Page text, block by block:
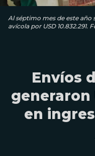
Al séptimo mes de este año
avícola por USD 10.832.291.
Envíos
generaron
en